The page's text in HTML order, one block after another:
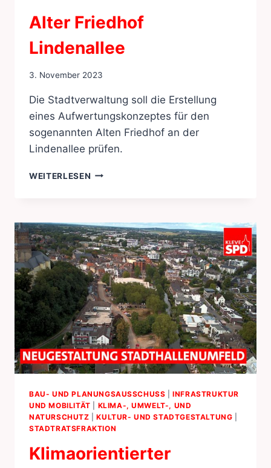
Alter Friedhof
Lindenallee
3. November 2023
Die Stadtverwaltung soll die Erstellung
eines Aufwertungskonzeptes für den
sogenannten Alten Friedhof an der
Lindenallee prüfen.
WEITERLESEN ALTER
BAU- UND PLANUNGSAUSSCHUSS |INFRASTRUKTUR
UND MOBILITÄT
KLIMA-, UMWELT-, UND
NATURSCHUTZ |KULTUR- UND STADTGESTALTUNG
STADTRATSFRAKTION
Klimaorientierter